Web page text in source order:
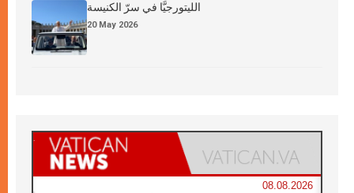
الليتورجيَّا في سرّ الكنيسة
20 May 2026
08.08.2026